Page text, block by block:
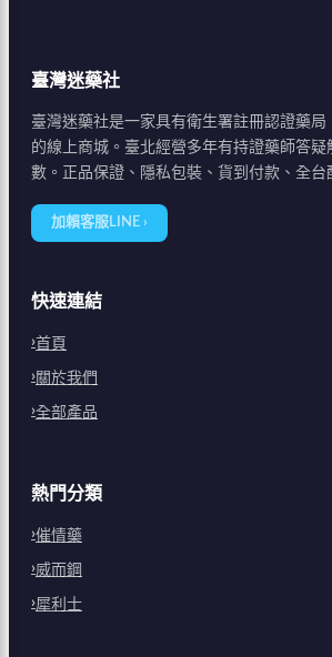
臺灣迷藥社
臺灣迷藥社是一家具有衛生署註冊認證藥局
的線上商城。臺北經營多年有持證藥師答
數。正品保證、隱私包裝、貨到付款、全台
加賴客服LINE ›
快速連結
首頁
關於我們
全部產品
熱門分類
催情藥
威而鋼
犀利士